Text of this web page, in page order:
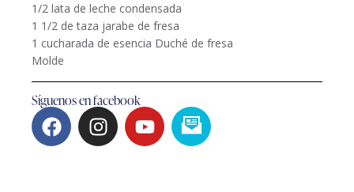
1/2 lata de leche condensada
1 1/2 de taza jarabe de fresa
1 cucharada de esencia Duché de fresa
Molde
Síguenos en facebook